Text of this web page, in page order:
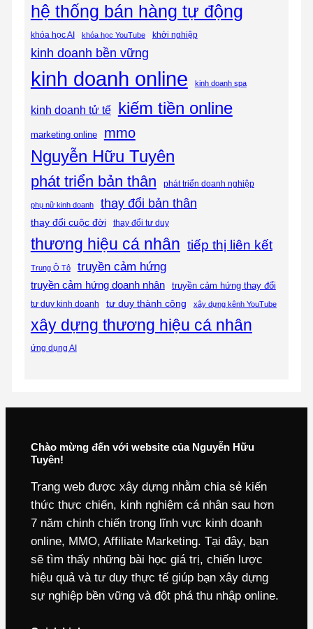
hệ thống bán hàng tự động
khóa học AI khóa học YouTube khởi nghiệp
kinh doanh bền vững
kinh doanh online kinh doanh spa
kinh doanh tử tế kiếm tiền online
marketing online mmo
Nguyễn Hữu Tuyên
phát triển bản thân phát triển doanh nghiệp
phụ nữ kinh doanh thay đổi bản thân
thay đổi cuộc đời thay đổi tư duy
thương hiệu cá nhân tiếp thị liên kết
Trung Ô Tô truyền cảm hứng
truyền cảm hứng doanh nhân truyền cảm hứng thay đổi
tư duy kinh doanh tư duy thành công xây dựng kênh YouTube
xây dựng thương hiệu cá nhân
ứng dụng AI
Chào mừng đến với website của Nguyễn Hữu
Tuyên!
Trang web được xây dựng nhằm chia sẻ kiến
thức thực chiến, kinh nghiệm cá nhân sau hơn
7 năm chinh chiến trong lĩnh vực kinh doanh
online, MMO, Affiliate Marketing. Tại đây, bạn
sẽ tìm thấy những bài học giá trị, chiến lược
hiệu quả và tư duy thực tế giúp bạn xây dựng
sự nghiệp bền vững và đột phá thu nhập online.